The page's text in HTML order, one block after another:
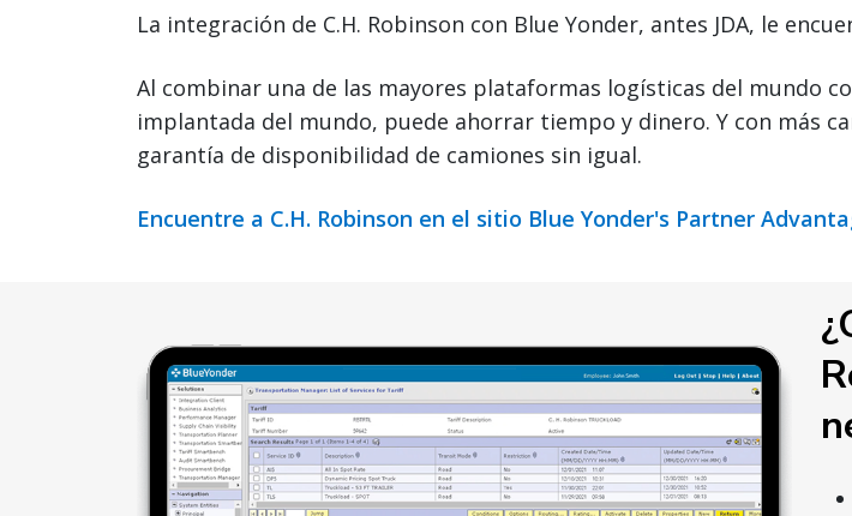
La integración de C.H. Robinson con Blue Yonder, antes JDA, le
Al combinar una de las mayores plataformas logísticas del mundo
implantada del mundo, puede ahorrar tiempo y dinero. Y con más
garantía de disponibilidad de camiones sin igual.
Encuentre a C.H. Robinson en el sitio Blue Yonder's Partner